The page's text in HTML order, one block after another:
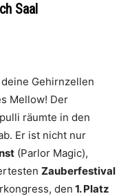
Saal
Gehirnzellen
Mellow! Der
räumte in den
Er ist nicht nur
(Parlor Magic),
Zauberfestival
den 1. Platz